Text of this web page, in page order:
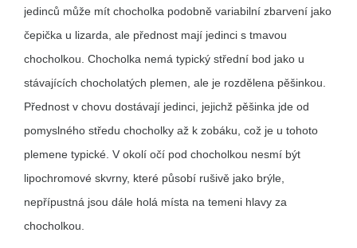
jedinců může mít chocholka podobně variabilní zbarvení jako
čepička u lizarda, ale přednost mají jedinci s tmavou
chocholkou. Chocholka nemá typický střední bod jako u
stávajících chocholatých plemen, ale je rozdělena pěšinkou.
Přednost v chovu dostávají jedinci, jejichž pěšinka jde od
pomyslného středu chocholky až k zobáku, což je u tohoto
plemene typické. V okolí očí pod chocholkou nesmí být
lipochromové skvrny, které působí rušivě jako brýle,
nepřípustná jsou dále holá místa na temeni hlavy za
chocholkou.